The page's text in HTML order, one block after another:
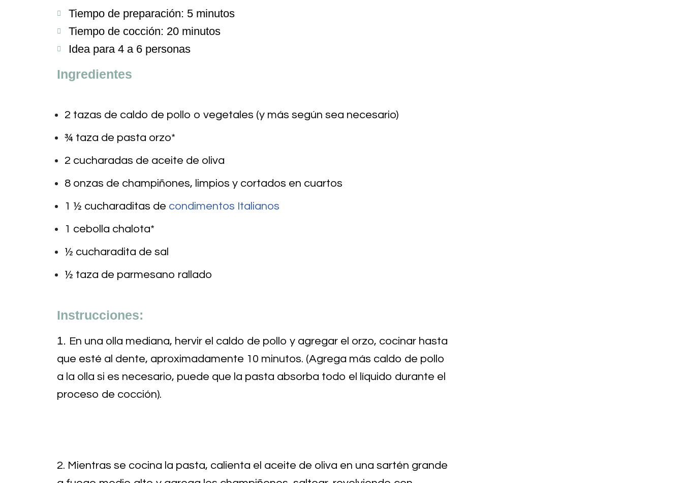
Tiempo de preparación: 5 minutos
Tiempo de cocción: 20 minutos
Idea para 4 a 6 personas
Ingredientes
2 tazas de caldo de pollo o vegetales (y más según sea necesario)
¾ taza de pasta orzo*
2 cucharadas de aceite de oliva
8 onzas de champiñones, limpios y cortados en cuartos
1 ½ cucharaditas de condimentos Italianos
1 cebolla chalota*
½ cucharadita de sal
½ taza de parmesano rallado
Instrucciones:
1. En una olla mediana, hervir el caldo de pollo y agregar el orzo, cocinar hasta
que esté al dente, aproximadamente 10 minutos. (Agrega más caldo de pollo
a la olla si es necesario, puede que la pasta absorba todo el líquido durante el
proceso de cocción).
2. Mientras se cocina la pasta, calienta el aceite de oliva en una sartén grande